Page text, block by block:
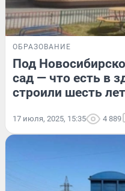
ОБРАЗОВАНИЕ
Под
сад — что есть в
строили шесть лет
17 июля, 2025, 15:35 4 889